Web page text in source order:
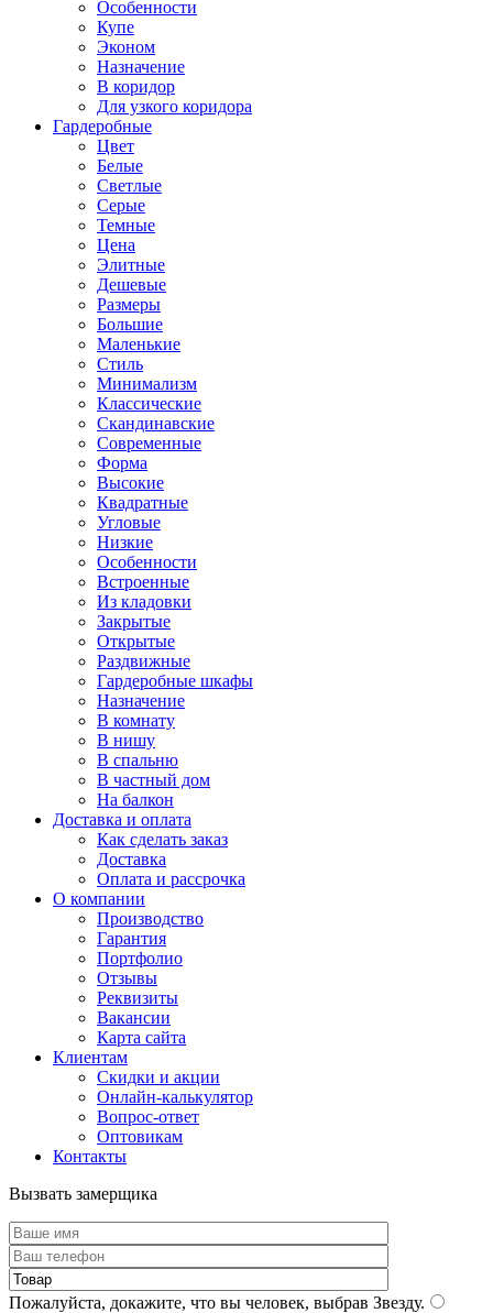
Особенности
Купе
Эконом
Назначение
В коридор
Для узкого коридора
Гардеробные
Цвет
Белые
Светлые
Серые
Темные
Цена
Элитные
Дешевые
Размеры
Большие
Маленькие
Стиль
Минимализм
Классические
Скандинавские
Современные
Форма
Высокие
Квадратные
Угловые
Низкие
Особенности
Встроенные
Из кладовки
Закрытые
Открытые
Раздвижные
Гардеробные шкафы
Назначение
В комнату
В нишу
В спальню
В частный дом
На балкон
Доставка и оплата
Как сделать заказ
Доставка
Оплата и рассрочка
О компании
Производство
Гарантия
Портфолио
Отзывы
Реквизиты
Вакансии
Карта сайта
Клиентам
Скидки и акции
Онлайн-калькулятор
Вопрос-ответ
Оптовикам
Контакты
Вызвать замерщика
Пожалуйста, докажите, что вы человек, выбрав Звезду.